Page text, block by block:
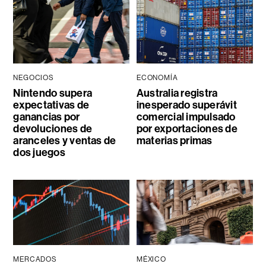
NEGOCIOS
Nintendo supera
expectativas de
ganancias por
devoluciones de
aranceles y ventas de
dos juegos
ECONOMÍA
Australia registra
inesperado superávit
comercial impulsado
por exportaciones de
materias primas
MERCADOS MÉXICO